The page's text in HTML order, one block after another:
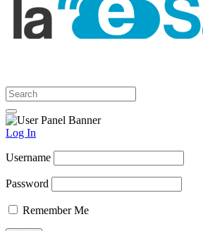
Log In
Username
Password
Remember Me